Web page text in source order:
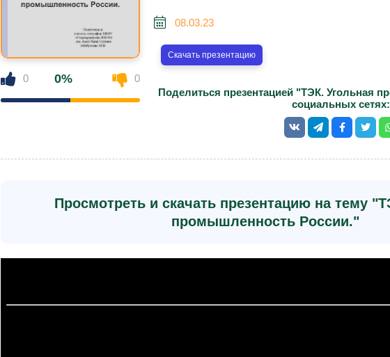
0 0% 0
08.03.23
Скачать презентацию
Поделиться презентацией "ТЭК. Угольная
социальных сетях:
Просмотреть и скачать презентацию на тему
промышленность России."